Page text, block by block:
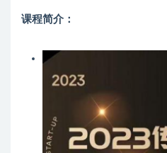
课程简介：